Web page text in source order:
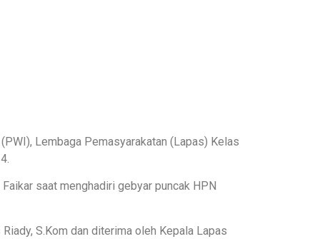
Lembaga Pemasyarakatan (Lapas) Kelas
saat menghadiri gebyar puncak HPN
S.Kom dan diterima oleh Kepala Lapas